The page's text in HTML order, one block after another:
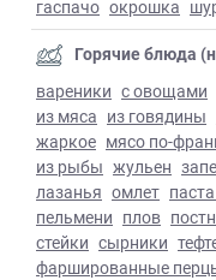
гаспачо окрошка
Горячие блюда
вареники с овощами
из мяса из говядины
жаркое мясо по-
из рыбы жульен
лазанья омлет
пельмени плов
стейки сырники
фаршированные